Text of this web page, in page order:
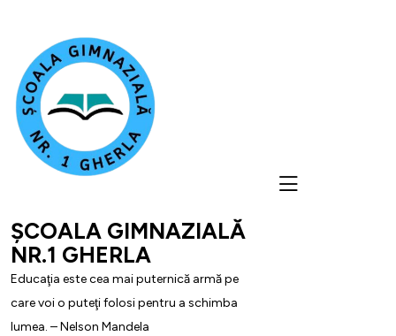
content
ȘCOALA GIMNAZIALĂ
NR.1 GHERLA
Educaţia este cea mai puternică armă pe
care voi o puteţi folosi pentru a schimba
lumea. – Nelson Mandela